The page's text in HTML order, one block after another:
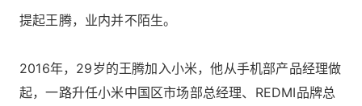
提起王腾，业内并不陌生。
2016年，29岁的王腾加入小米，他从手机部产品经理做
起，一路升任小米中国区市场部总经理、REDMI品牌总